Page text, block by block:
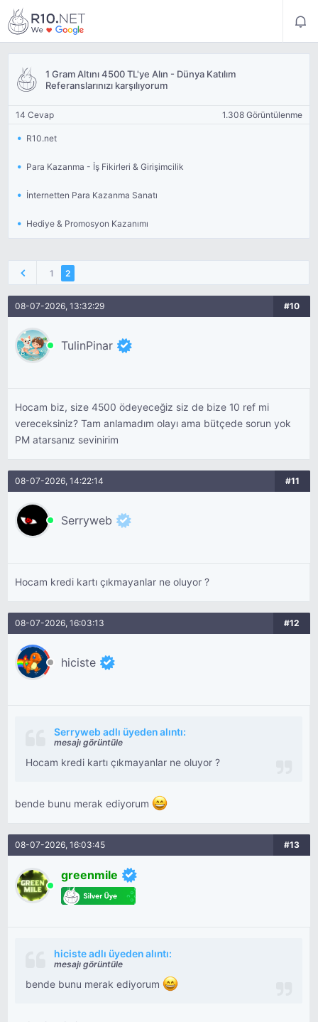
1 Gram Altını 4500 TL'ye Alın - Dünya Katılım
Referanslarınızı karşılıyorum
14 Cevap 1.308 Görüntülenme
R10.net
Para Kazanma - İş Fikirleri & Girişimcilik
İnternetten Para Kazanma Sanatı
Hediye & Promosyon Kazanımı
1 2
08-07-2026, 13:32:29 #10
TulinPinar
Hocam biz, size 4500 ödeyeceğiz siz de bize 10 ref mi
vereceksiniz? Tam anlamadım olayı ama bütçede sorun yok
PM atarsanız sevinirim
08-07-2026, 14:22:14 #11
Serryweb
Hocam kredi kartı çıkmayanlar ne oluyor ?
08-07-2026, 16:03:13 #12
hiciste
Serryweb adlı üyeden alıntı:
mesajı görüntüle
Hocam kredi kartı çıkmayanlar ne oluyor ?
bende bunu merak ediyorum
08-07-2026, 16:03:45 #13
greenmile
hiciste adlı üyeden alıntı:
mesajı görüntüle
bende bunu merak ediyorum